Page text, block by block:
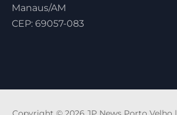
Manaus/AM
CEP: 69057-083